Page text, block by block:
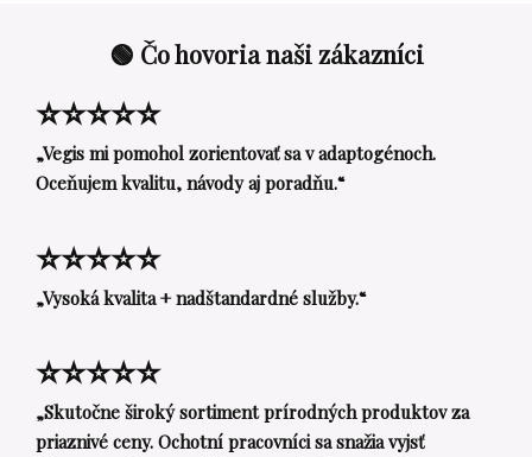
🟢 Čo hovoria naši zákazníci
⭐⭐⭐⭐⭐
„Vegis mi pomohol zorientovať sa v adaptogénoch.
Oceňujem kvalitu, návody aj poradňu.“
⭐⭐⭐⭐⭐
„Vysoká kvalita + nadštandardné služby.“
⭐⭐⭐⭐⭐
„Skutočne široký sortiment prírodných produktov za
priaznivé ceny. Ochotní pracovníci sa snažia vyjsť